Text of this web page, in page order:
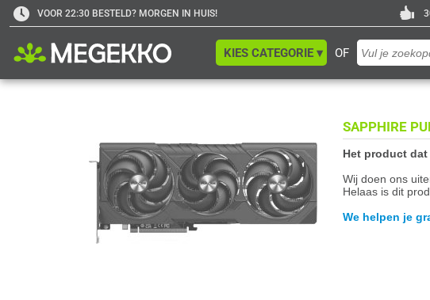
VOOR 22:30 BESTELD? MORGEN IN HUIS!
OF
KIES CATEGORIE ▾
SAPPHIRE
Het product
Wij doen ons
Helaas is dit
We helpen je